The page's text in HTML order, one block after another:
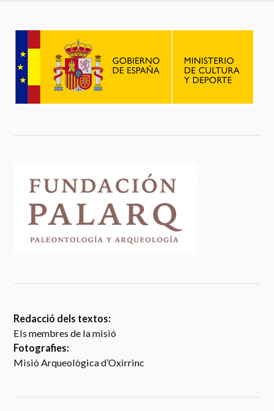
Redacció dels textos:
Els membres de la misió
Fotografies:
Misió Arqueològica d’Oxirrinc